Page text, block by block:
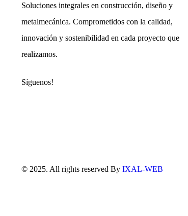
Soluciones integrales en construcción, diseño y
metalmecánica. Comprometidos con la calidad,
innovación y sostenibilidad en cada proyecto que
realizamos.
Síguenos!
© 2025. All rights reserved By IXAL-WEB